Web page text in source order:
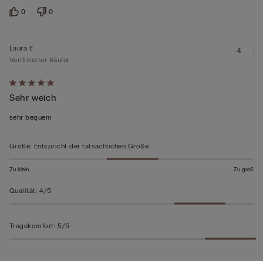
0 0
Mit
5
von
bewertet
Laura E
Verifizierter Käufer
Sehr weich
sehr bequem
4
Größe: Entspricht der tatsächlichen Größe
Zu klein Zu groß
Qualität: 4/5
Tragekomfort: 5/5